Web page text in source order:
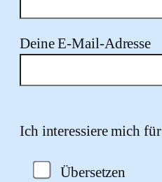
Deine E-Mail-Adresse
Ich interessiere mich für
Übersetzen